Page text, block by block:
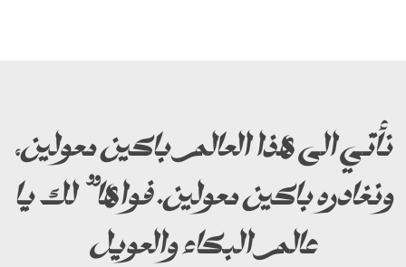
نأتي الى هذا العالم باكين معولين،
ونغادره باكين معولين. فواها” لك يا
عالم البكاء والعويل